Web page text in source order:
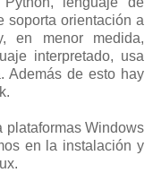
soporta orientación a
en menor medida,
interpretado, usa
Además de esto hay
plataformas Windows
en la instalación y